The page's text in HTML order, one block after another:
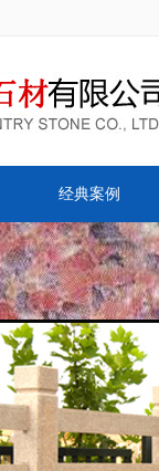
经典案例